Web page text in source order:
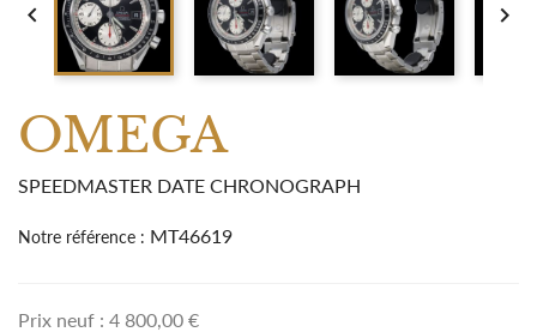
 
OMEGA
SPEEDMASTER DATE CHRONOGRAPH
Notre référence : MT46619
Prix neuf : 4 800,00 €